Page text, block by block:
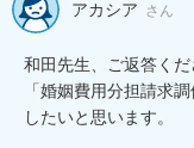
アカシア さん
和田先生、ご返答くだ
「婚姻費用分担請求
したいと思います。